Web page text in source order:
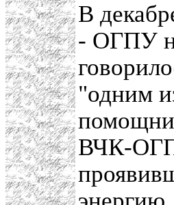
В
- ОГПУ
"одним
ВЧК-